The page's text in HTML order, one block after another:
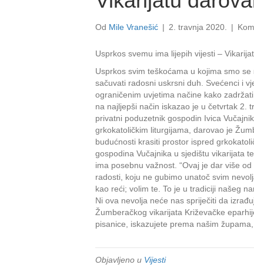
Od Mile Vranešić | 2. travnja 2020. |
Usprkos svemu ima lijepih vijesti –
Usprkos svim teškoćama u kojima smo
sačuvati radosni uskrsni duh. Svećenci i
ograničenim uvjetima načine kako
na najljepši način iskazao je u četvrtak 2.
privatni poduzetnik gospodin Ivica
grkokatoličkim liturgijama, darovao je
budućnosti krasiti prostor ispred
gospodina Vučajnika u sjedištu vikarijata
ima posebnu važnost. “Ovaj je dar više
radosti, koju ne gubimo unatoč svim
kao reći; volim te. To je u tradiciji našeg
Ni ova nevolja neće nas spriječiti da
Žumberačkog vikarijata Križevačke
pisanice, iskazujete prema našim
Objavljeno u Vijesti